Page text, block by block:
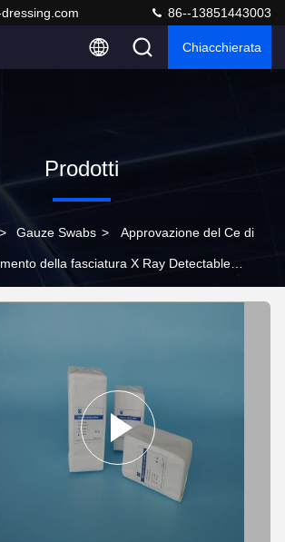
86--13851443003
Chiacchierata
Prodotti
> Gauze Swabs > Approvazione del Ce di
della fasciatura X Ray Detectable